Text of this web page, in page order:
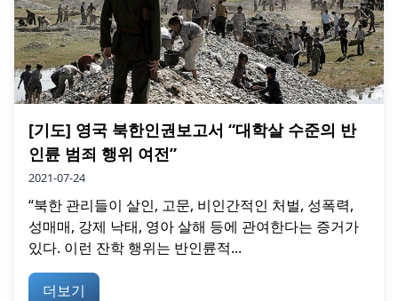
[기도] 영국 북한인권보고서 “대학살 수준의 반
인륜 범죄 행위 여전”
2021-07-24
“북한 관리들이 살인, 고문, 비인간적인 처벌, 성폭력,
성매매, 강제 낙태, 영아 살해 등에 관여한다는 증거가
있다. 이런 잔학 행위는 반인륜적...
더보기